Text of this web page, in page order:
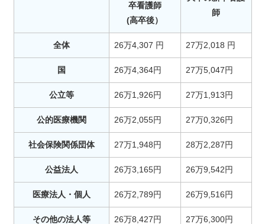
卒看護師
(高卒後）
師
全体 26万4,307 円 27万2,018 円
国 26万4,364円 27万5,047円
公立等 26万1,926円 27万1,913円
公的医療機関 26万2,055円 27万0,326円
社会保険関係団体 27万1,948円 28万2,287円
公益法人 26万3,165円 26万9,542円
医療法人・個人 26万2,789円 26万9,516円
その他の法人等 26万8,427円 27万6,300円